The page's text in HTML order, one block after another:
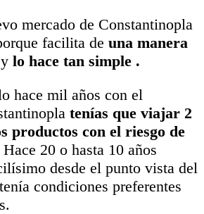
mercado de Constantinopla
facilita de una manera
y lo hace tan simple .
hace mil años con el
tenías que viajar 2
productos con el riesgo de
Hace 20 o hasta 10 años
desde el punto vista del
condiciones preferentes